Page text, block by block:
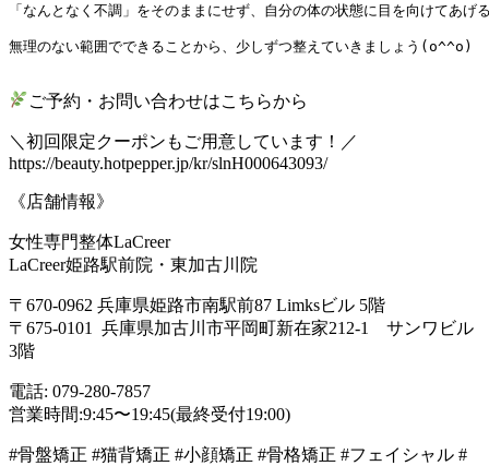
「なんとなく不調」をそのままにせず、自分の体の状態に目を向けてあげ
無理のない範囲でできることから、少しずつ整えていきましょう(o^^o)
ご予約・お問い合わせはこちらから
＼初回限定クーポンもご用意しています！／
https://beauty.hotpepper.jp/kr/slnH000643093/
《店舗情報》
女性専門整体LaCreer
LaCreer姫路駅前院・東加古川院
〒670-0962 兵庫県姫路市南駅前87 Limksビル 5階
〒675-0101 兵庫県加古川市平岡町新在家212-1 サンワビル
3階
電話: 079-280-7857
営業時間:9:45〜19:45(最終受付19:00)
#骨盤矯正 #猫背矯正 #小顔矯正 #骨格矯正 #フェイシャル #